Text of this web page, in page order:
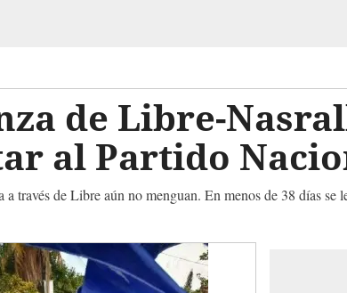
de Libre-
al Partido
través de Libre aún no menguan. En menos de 38 días se